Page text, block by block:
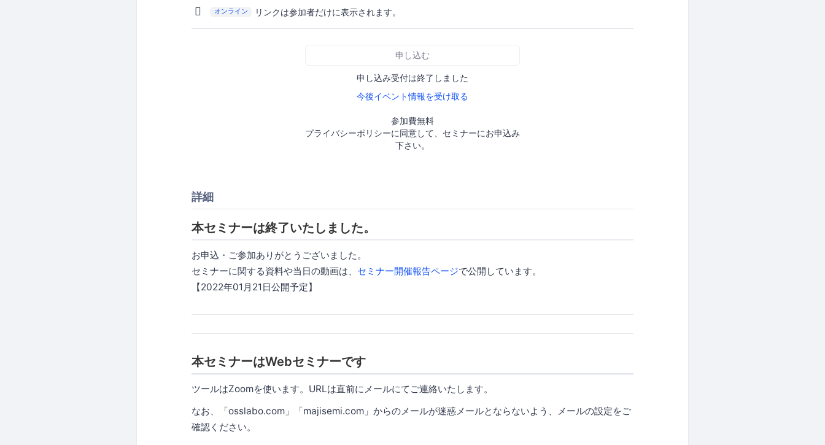
オンライン リンクは参加者だけに表示されます。
申し込む
申し込み受付は終了しました
今後イベント情報を受け取る
参加費無料
プライバシーポリシーに同意して、セミナーにお申込み
下さい。
詳細
本セミナーは終了いたしました。
お申込・ご参加ありがとうございました。
セミナーに関する資料や当日の動画は、 セミナー開催報告ページで公開しています。
【2022年01月21日公開予定】
本セミナーはWebセミナーです
ツールはZoomを使います。URLは直前にメールにてご連絡いたします。
なお、「osslabo.com」「majisemi.com」からのメールが迷惑メールとならないよう、メールの設定をご
確認ください。